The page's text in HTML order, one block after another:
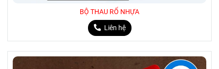
BỘ THAU RỔ NHỰA
Liên hệ